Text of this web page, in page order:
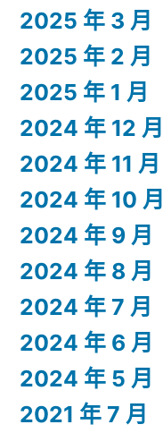
2025 年 3 月
2025 年 2 月
2025 年 1 月
2024 年 12 月
2024 年 11 月
2024 年 10 月
2024 年 9 月
2024 年 8 月
2024 年 7 月
2024 年 6 月
2024 年 5 月
2021 年 7 月